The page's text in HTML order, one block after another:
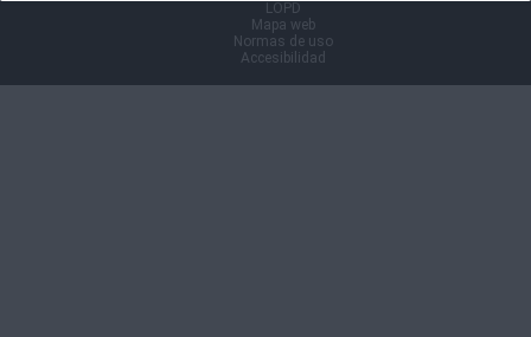
LOPD
Mapa web
Normas de uso
Accesibilidad